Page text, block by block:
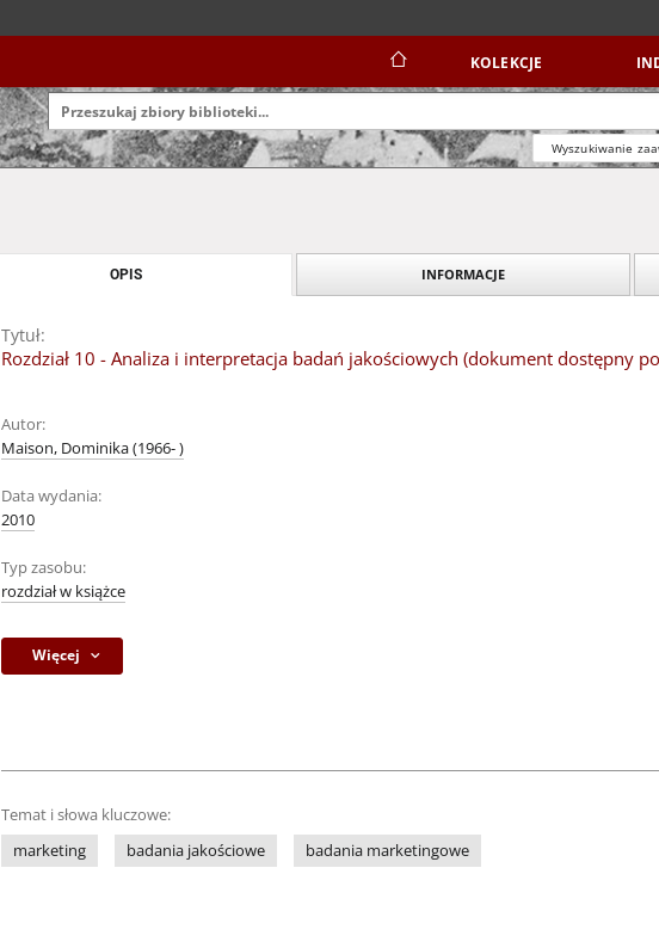
KOLEKCJE
Wyszukiwanie
OPIS INFORMACJE
Tytuł:
Rozdział 10 - Analiza i interpretacja badań jakościowych (dokument dostępny
Autor:
Maison, Dominika (1966- )
Data wydania:
2010
Typ zasobu:
rozdział w książce
Więcej
Temat i słowa kluczowe:
marketing
badania jakościowe badania marketingowe